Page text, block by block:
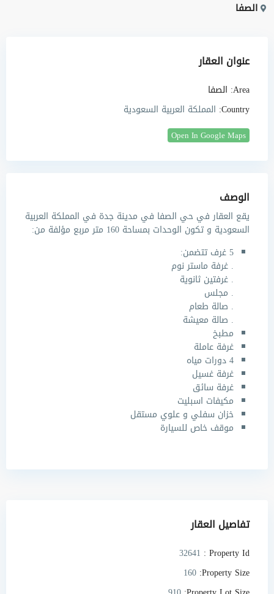
الصفا
عنوان العقار
Area: الصفا
Country: المملكة العربية السعودية
Open In Google Maps
الوصف
يقع العقار في حي الصفا في مدينة جدة في المملكة العربية
السعودية و تكون الوحدات بمساحة 160 متر مربع مؤلفة من:
5 غرف تتضمن:
. غرفة ماستر نوم
. غرفتين ثانوية
. مجلس
. صالة طعام
. صالة معيشة
مطبخ
غرفة عاملة
4 دورات مياه
غرفة غسيل
غرفة سائق
مكيفات اسبليت
خزان سفلي و علوي مستقل
موقف خاص للسيارة
تفاصيل العقار
Property Id :
32641
Property Size:
160